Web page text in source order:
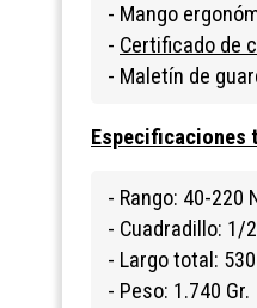
- Mango
- Certificado de
- Maletín de
Especificaciones
- Rango: 40-220
- Cuadradillo: 1/
- Largo total:
- Peso: 1.740 Gr.